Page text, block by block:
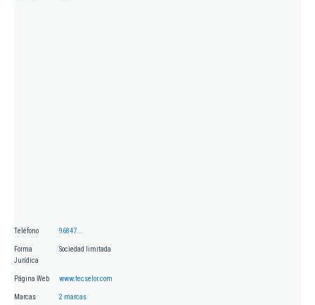
Teléfono 96847...
Forma
Jurídica
Sociedad limitada
Página Web www.tecselor.com
Marcas 2 marcas